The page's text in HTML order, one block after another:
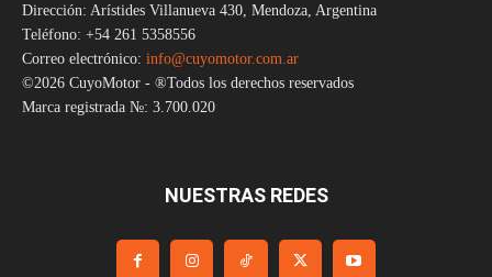
Dirección: Arístides Villanueva 430, Mendoza, Argentina
Teléfono: +54 261 5358556
Correo electrónico: info@cuyomotor.com.ar
©2026 CuyoMotor - ®Todos los derechos reservados
Marca registrada №: 3.700.020
NUESTRAS REDES